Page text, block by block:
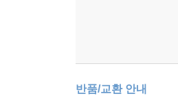
반품/교환 안내